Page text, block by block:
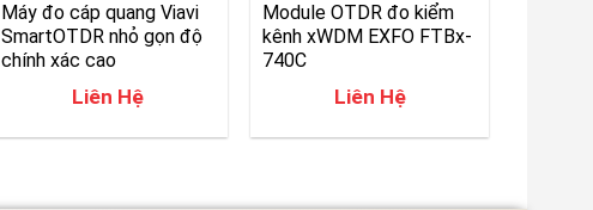
Máy đo cáp quang Viavi
SmartOTDR nhỏ gọn độ
chính xác cao
Liên Hệ
Module OTDR đo kiểm
kênh xWDM EXFO FTBx-
740C
Liên Hệ